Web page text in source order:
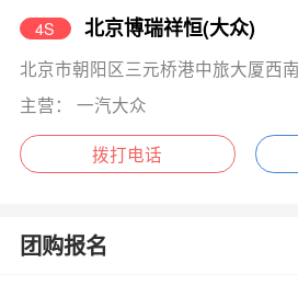
4S 北京博瑞祥恒(大众)
北京市朝阳区三元桥港中旅大厦西
主营： 一汽大众
拨打电话
团购报名